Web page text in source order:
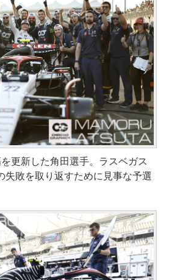
更新した角田選手。ラスベガス
失敗を取り返すために見事な予選